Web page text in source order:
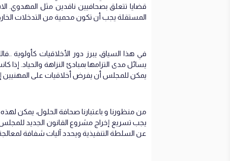
قضايا تتعلق بصحافيين ناقدين مثل المهدوي.
المستقلة يجب أن تكون محمية من التدخلات
في هذا السياق، يبرز دور الأخلاقيات كأولوية
يسائل مدى التزامها بمبادئ النزاهة والحياد.
يمكن للمجلس أن يفرض أخلاقيات على المهنيين إذا
من منظورنا و باعتبارنا صحافة الحلول، يمكن
يجب تسريع إخراج مشروع القانون الجديد
عن السلطة التنفيذية ويحدد آليات شفافة